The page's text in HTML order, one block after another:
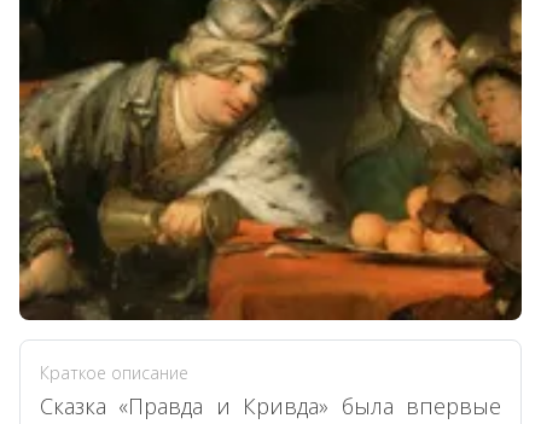
Краткое описание
Сказка «Правда и Кривда» была впервые